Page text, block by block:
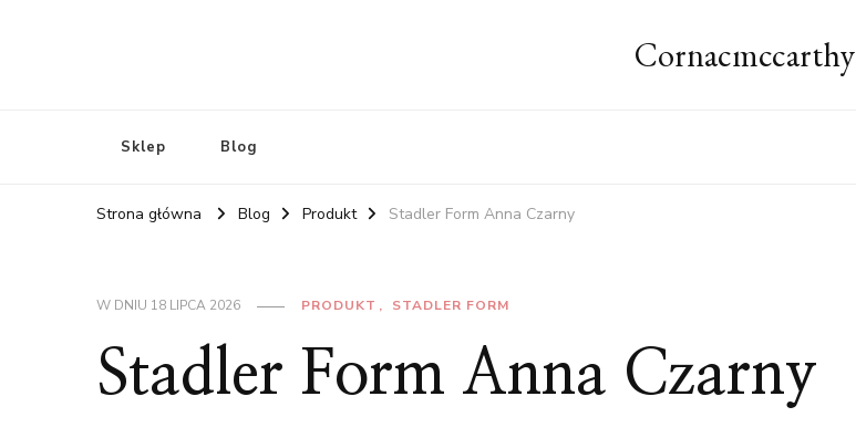
Cornacmccarthy
Sklep Blog
Strona główna Blog Produkt Stadler Form Anna Czarny
W DNIU 18 LIPCA 2026 PRODUKT STADLER FORM
Stadler Form Anna Czarny